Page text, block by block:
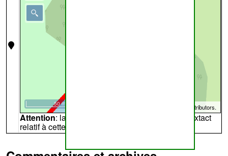
contributors.
50 m
Attention: la carte peut ne pas refléter l'endroit extact
relatif à cette archive